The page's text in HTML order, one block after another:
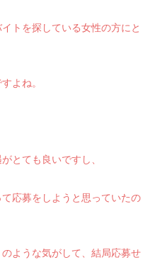
トを探している女性の方にと
よね。
とても良いですし、
応募をしようと思っていたの
ような気がして、結局応募せ